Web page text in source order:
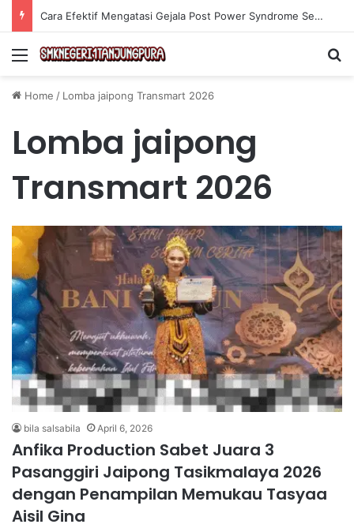
Olahraga Tanpa Alat untuk Menjaga Kebugaran Tubuh secara Efektif di Rumah
Menu
Home / Lomba jaipong Transmart 2026
Lomba jaipong
Transmart 2026
bila salsabila April 6, 2026
Anfika Production Sabet Juara 3
Pasanggiri Jaipong Tasikmalaya 2026
dengan Penampilan Memukau Tasyaa
Aisil Gina